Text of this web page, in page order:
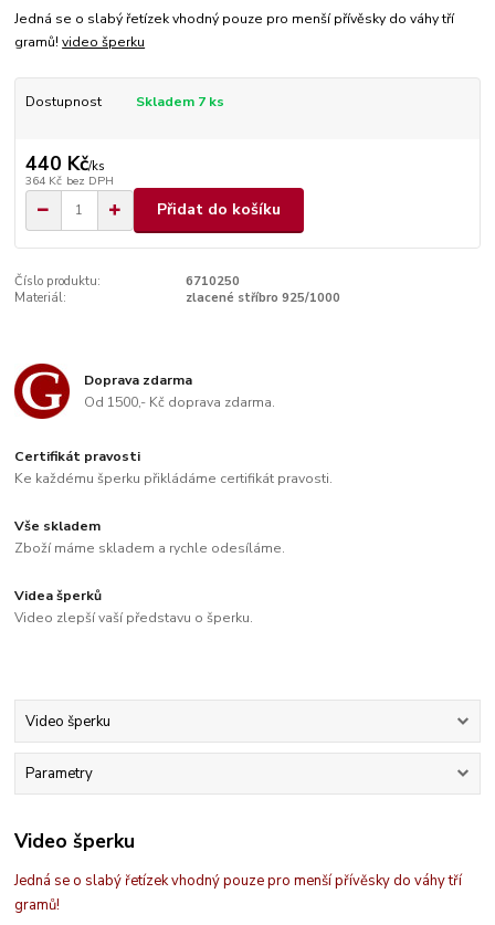
Jedná se o slabý řetízek vhodný pouze pro menší přívěsky do váhy tří
gramů!video šperku
Dostupnost Skladem 7 ks
440 Kč/ks
364 Kč bez DPH
Přidat do košíku
Číslo produktu:
6710250
Materiál:
zlacené stříbro 925/1000
Doprava zdarma
Od 1500,- Kč doprava zdarma.
Certifikát pravosti
Ke každému šperku přikládáme certifikát pravosti.
Vše skladem
Zboží máme skladem a rychle odesíláme.
Videa šperků
Video zlepší vaší představu o šperku.
Video šperku
Parametry
Video šperku
Jedná se o slabý řetízek vhodný pouze pro menší přívěsky do váhy tří
gramů!